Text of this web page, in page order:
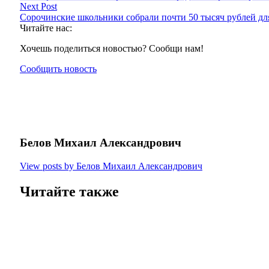
Next Post
Сорочинские школьники собрали почти 50 тысяч рублей
Читайте нас:
Хочешь поделиться новостью? Сообщи нам!
Сообщить новость
Белов Михаил Александрович
View posts by Белов Михаил Александрович
Читайте также